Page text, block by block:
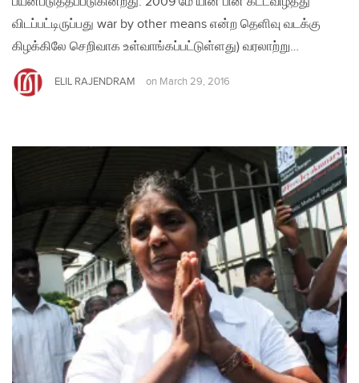
விடப்பட்டிருப்பது war by other means என்ற தெளிவு வடக்கு
கிழக்கிலே செறிவாக உள்வாங்கப்பட்டுள்ளது) வரலாற்று…
ELIL RAJENDRAM on March 29, 2016